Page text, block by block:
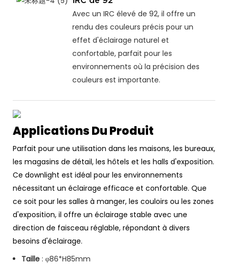
Avec un IRC élevé de 92, il offre un
rendu des couleurs précis pour un
effet d'éclairage naturel et
confortable, parfait pour les
environnements où la précision des
couleurs est importante.
Applications Du Produit
Parfait pour une utilisation dans les maisons, les bureaux,
les magasins de détail, les hôtels et les halls d'exposition.
Ce downlight est idéal pour les environnements
nécessitant un éclairage efficace et confortable. Que
ce soit pour les salles à manger, les couloirs ou les zones
d'exposition, il offre un éclairage stable avec une
direction de faisceau réglable, répondant à divers
besoins d'éclairage.
Taille : φ86*H85mm